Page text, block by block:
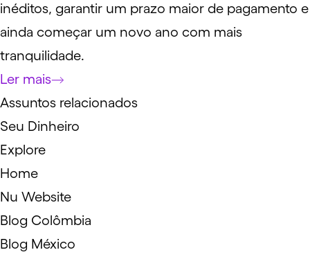
inéditos, garantir um prazo maior de pagamento e
ainda começar um novo ano com mais
tranquilidade.
Ler mais
Assuntos relacionados
Seu Dinheiro
Explore
Home
Nu Website
Blog Colômbia
Blog México